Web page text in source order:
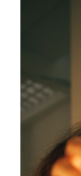
Anterior